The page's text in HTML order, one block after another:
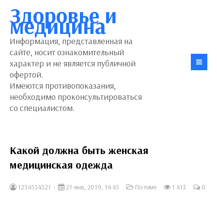
Здоровье и
медицина
Информация, представленная на
сайте, носит ознакомительный
характер и не является публичной
офертой.
Имеются противопоказания,
необходимо проконсультироваться
со специалистом.
Какой должна быть женская
медицинская одежда
1234554321 21-янв, 2019, 14:45 По теме 1 413 0